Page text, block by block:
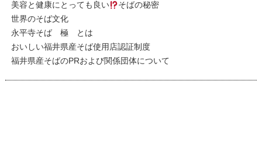
美容と健康にとっても良い
そばの秘密
世界のそば文化
永平寺そば 極 とは
おいしい福井県産そば使用店認証制度
福井県産そばのPRおよび関係団体について